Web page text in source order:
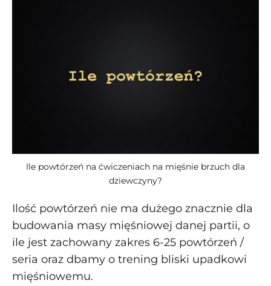
Ile powtórzeń na ćwiczeniach na mięśnie brzuch dla
dziewczyny?
Ilość powtórzeń nie ma dużego znacznie dla
budowania masy mięśniowej danej partii, o
ile jest zachowany zakres 6-25 powtórzeń /
seria oraz dbamy o trening bliski upadkowi
mięśniowemu.